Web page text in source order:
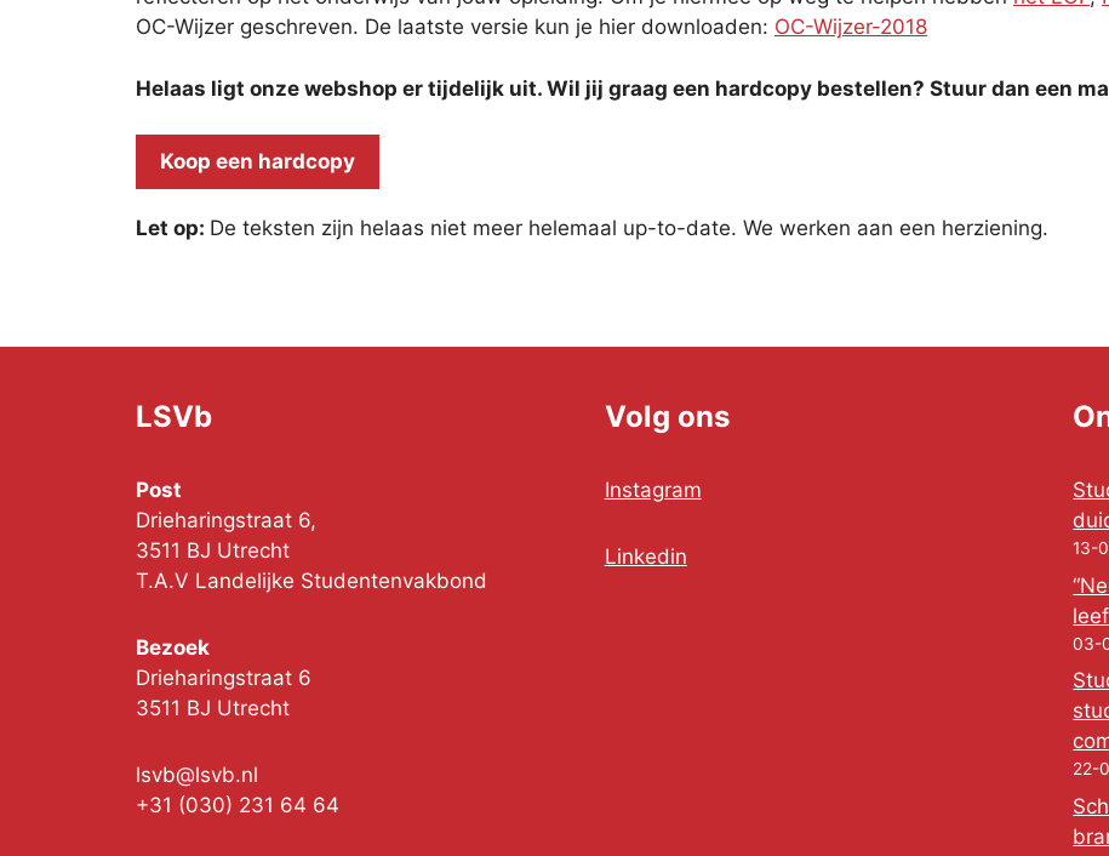
OC-Wijzer geschreven. De laatste versie kun je hier downloaden: OC-Wijzer-2018
Helaas ligt onze webshop er tijdelijk uit. Wil jij graag een hardcopy bestellen? Stuur dan een
Koop een hardcopy
Let op: De teksten zijn helaas niet meer helemaal up-to-date. We werken aan een herziening.
LSVb
Post
Drieharingstraat 6,
3511 BJ Utrecht
T.A.V Landelijke Studentenvakbond
Bezoek
Drieharingstraat 6
3511 BJ Utrecht
lsvb@lsvb.nl
+31 (030) 231 64 64
Volg ons
Instagram
Linkedin 13-
03-
22-